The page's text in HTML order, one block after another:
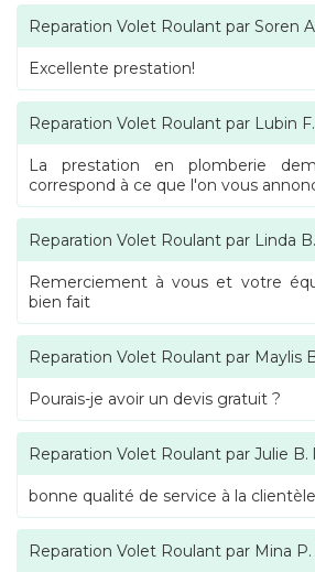
Reparation Volet Roulant par Soren
Excellente prestation!
Reparation Volet Roulant par Lubin F.
La prestation en plomberie
correspond à ce que l'on vous
Reparation Volet Roulant par Linda B.
Remerciement à vous et votre
bien fait
Reparation Volet Roulant par Maylis
Pourais-je avoir un devis gratuit ?
Reparation Volet Roulant par Julie B.
bonne qualité de service à la clientèle
Reparation Volet Roulant par Mina P.